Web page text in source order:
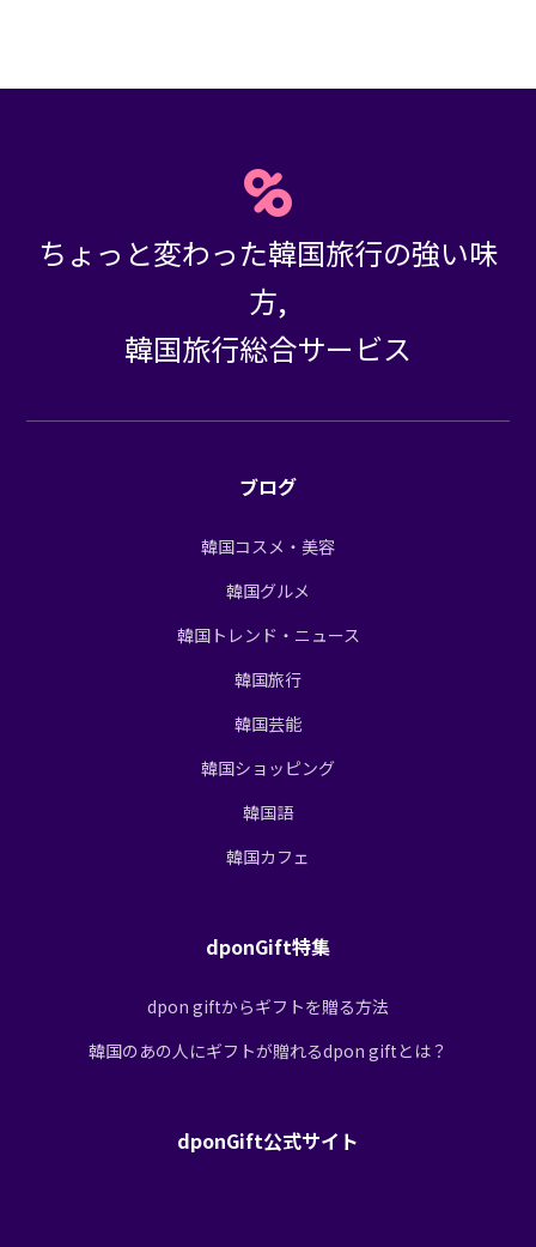
ちょっと変わった韓国旅行の強い味
方,
韓国旅行総合サービス
ブログ
韓国コスメ・美容
韓国グルメ
韓国トレンド・ニュース
韓国旅行
韓国芸能
韓国ショッピング
韓国語
韓国カフェ
dponGift特集
dpon giftからギフトを贈る方法
韓国のあの人にギフトが贈れるdpon giftとは？
dponGift公式サイト